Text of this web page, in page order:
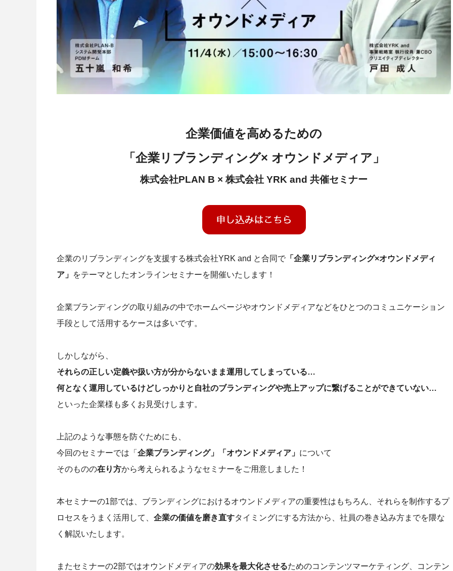
企業価値を高めるための
「企業リブランディング× オウンドメディア」
株式会社PLAN B × 株式会社 YRK and 共催セミナー
企業のリブランディングを支援する株式会社YRK and と合同で 「企業リブランディング×オウンドメディ
ア」 をテーマとしたオンラインセミナーを開催いたします！
企業ブランディングの取り組みの中でホームページやオウンドメディアなどをひとつのコミュニケーション
手段として活用するケースは多いです。
しかしながら、
それらの正しい定義や扱い方が分からないまま運用してしまっている…
何となく運用しているけどしっかりと自社のブランディングや売上アップに繋げることができていない…
といった企業様も多くお見受けします。
上記のような事態を防ぐためにも、
今回のセミナーでは「 企業ブランディング」「オウンドメディア」 について
そのものの在り方から考えられるようなセミナーをご用意しました！
本セミナーの1部では、ブランディングにおけるオウンドメディアの重要性はもちろん、それらを制作するプ
ロセスをうまく活用して、 企業の価値を磨き直すタイミングにする方法から、社員の巻き込み方までを隈な
く解説いたします。
またセミナーの2部ではオウンドメディアの効果を最大化させるためのコンテンツマーケティング、コンテン